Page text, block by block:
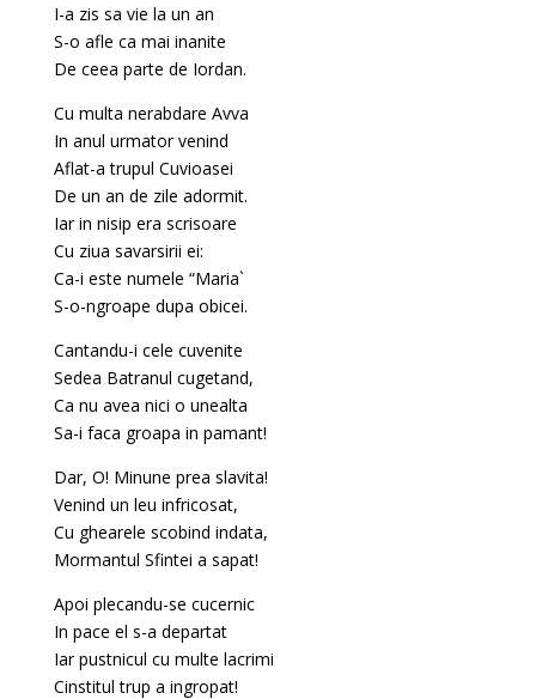
I-a zis sa vie la un an
S-o afle ca mai inanite
De ceea parte de Iordan.
Cu multa nerabdare Avva
In anul urmator venind
Aflat-a trupul Cuvioasei
De un an de zile adormit.
Iar in nisip era scrisoare
Cu ziua savarsirii ei:
Ca-i este numele “Maria`
S-o-ngroape dupa obicei.
Cantandu-i cele cuvenite
Sedea Batranul cugetand,
Ca nu avea nici o unealta
Sa-i faca groapa in pamant!
Dar, O! Minune prea slavita!
Venind un leu infricosat,
Cu ghearele scobind indata,
Mormantul Sfintei a sapat!
Apoi plecandu-se cucernic
In pace el s-a departat
Iar pustnicul cu multe lacrimi
Cinstitul trup a ingropat!